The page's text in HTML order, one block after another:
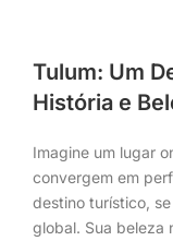
Tulum: Um
História e
Imagine um lugar
convergem em
destino turístico,
global. Sua beleza